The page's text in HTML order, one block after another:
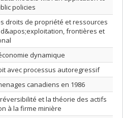
policies
droits de propriété et ressources
frontières et
dynamique
avec processus autoregressif
canadiens en 1986
et la théorie des actifs
à la firme minière